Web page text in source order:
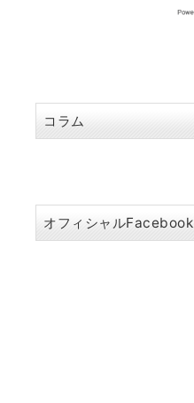
コラム
オフィシャルFacebook